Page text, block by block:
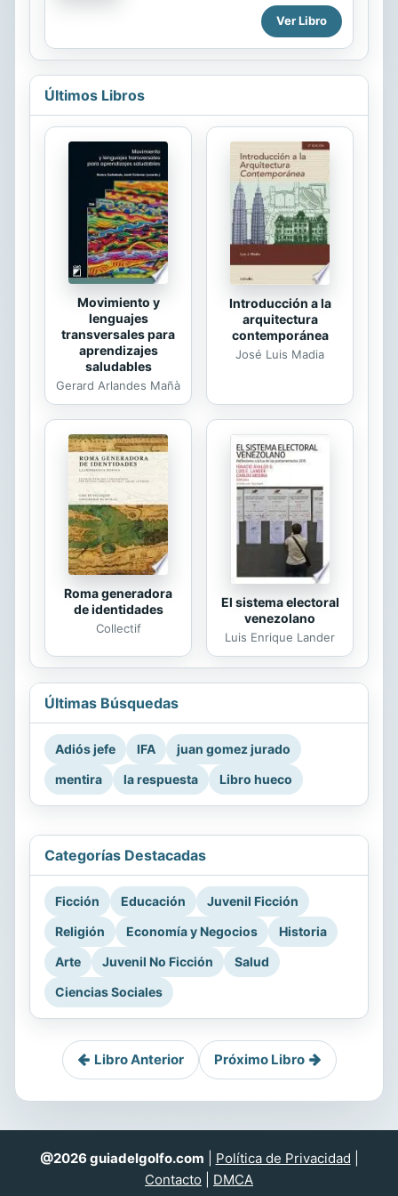
específicas para ayudarte en los días
oscuros. Ideas practicas para
ayudarte a avanzar en tu negocio de
escritura...
preparado para ese momento o para
hacerle frente a la enfermedad de
algún familiar cercano?Pues en este
y como al final, con la ayuda de Dios,
tuvimos los medios para levantarnos.
Por eso, te recomiendo leer este
libro antes de que ya no puedas.
Derechos reservados ante el
Instituto Nacional de Derechos de
autor. No. de folio 03-2018-
091310314900-14
Ver Libro
Últimos Libros
Movimiento y
lenguajes
transversales para
aprendizajes
saludables
Gerard Arlandes Mañà
Introducción a la
arquitectura
contemporánea
José Luis Madia
Roma generadora
de identidades
Collectif
El sistema electoral
venezolano
Luis Enrique Lander
Últimas Búsquedas
Adiós jefe IFA
juan gomez jurado
mentira
la respuesta Libro hueco
Categorías Destacadas
Ficción Educación
Juvenil Ficción
Religión
Economía y Negocios
Historia
Arte
Juvenil No Ficción
Salud
Ciencias Sociales
Libro Anterior Próximo Libro
@2026 guiadelgolfo.com Política de Privacidad
Contacto
DMCA